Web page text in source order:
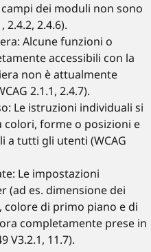
dei moduli non sono
2.4.2, 2.4.6).
Alcune funzioni o
accessibili con la
non è attualmente
2.1.1, 2.4.7).
Le istruzioni individuali si
colori, forme o posizioni e
a tutti gli utenti (WCAG
Le impostazioni
(ad es. dimensione dei
di primo piano e di
completamente prese in
V3.2.1, 11.7).